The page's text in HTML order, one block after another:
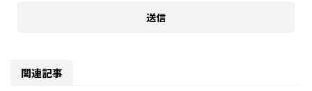
関連記事